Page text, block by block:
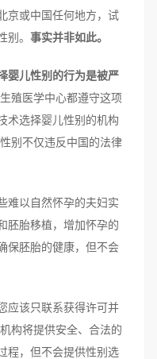
京或中国任何地方，试
。 事实并非如此。
婴儿性别的行为是被严
殖医学中心都遵守这项
术选择婴儿性别的机构
别不仅违反中国的法律
难以自然怀孕的夫妇实
胚胎移植，增加怀孕的
保胚胎的健康，但不会
应该只联系获得许可并
构将提供安全、合法的
程，但不会提供性别选